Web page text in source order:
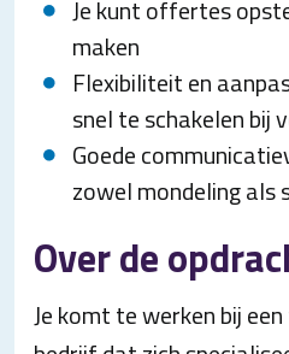
Je kunt offertes
maken
Flexibiliteit en
snel te schakelen bij
Goede
zowel mondeling als
Over de
Je komt te werken bij